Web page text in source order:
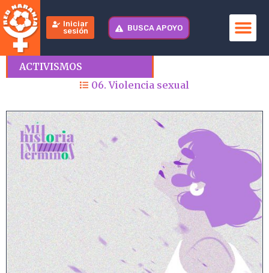
Iniciar
sesión
BUSCA APOYO
ACTIVISMOS
06. Violencia sexual